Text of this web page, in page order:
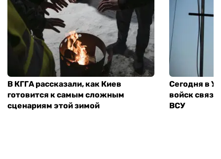
В КГГА рассказали, как Киев
готовится к самым сложным
сценариям этой зимой
Сегодня в
войск
ВСУ